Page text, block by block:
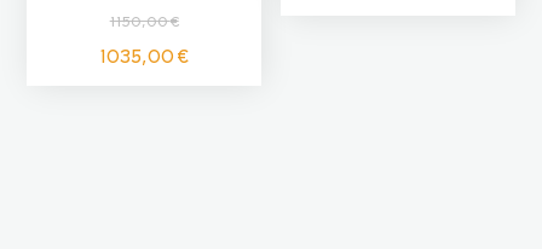
1150,00€
Le
prix
1035,00€Le